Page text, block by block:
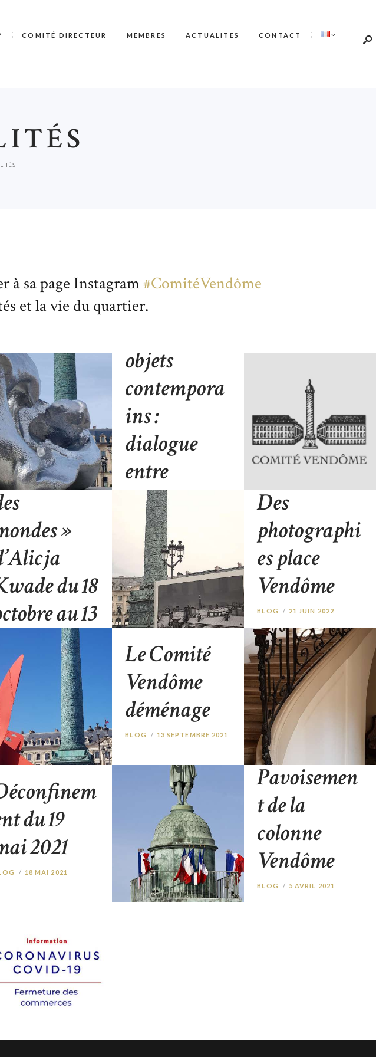
COMITÉ DIRECTEUR MEMBRES ACTUALITES CONTACT
à sa page Instagram#ComitéVendôme
et la vie du quartier.
L’art du
verre soufflé
objets
contempora
ins :
dialogue
entre
tradition et
design
UNCATEGORIZED
OCTOBRE 2023
l’œuvre
Au cours
»
du 18
au 13
novembre
2022
25 OCTOBRE 2022
Des
photographi
es place
Vendôme
BLOG 21 JUIN 2022
Le Comité
Vendôme
déménage
BLOG 13 SEPTEMBRE 2021
du 19
2021
18 MAI 2021
Pavoisemen
t de la
colonne
Vendôme
BLOG 5 AVRIL 2021